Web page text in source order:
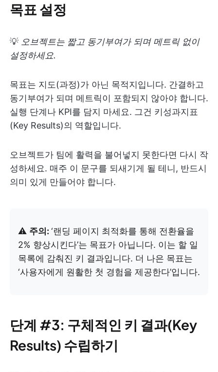
목표 설정
💡 오브젝트는 짧고 동기부여가 되며 메트릭 없이
설정하세요.
목표는 지도(과정)가 아닌 목적지입니다. 간결하고
동기부여가 되며 메트릭이 포함되지 않아야 합니다.
실행 단계나 KPI를 담지 마세요. 그건 키성과지표
(Key Results)의 역할입니다.
오브젝트가 팀에 활력을 불어넣지 못한다면 다시 작
성하세요. 매주 이 문구를 되새기게 될 테니, 반드시
의미 있게 만들어야 합니다.
⚠️ 주의: ‘랜딩 페이지 최적화를 통해 전환율을
2% 향상시킨다’는 목표가 아닙니다. 이는 할 일
목록에 감춰진 키 결과입니다. 더 나은 목표는
‘사용자에게 원활한 첫 경험을 제공한다’입니다.
단계 #3: 구체적인 키 결과(Key
Results) 수립하기